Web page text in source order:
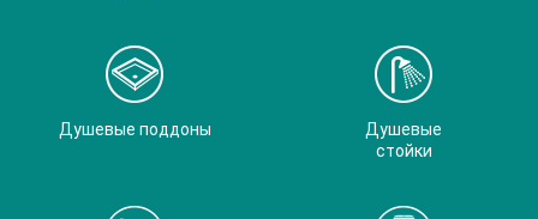
Душевые поддоны
Душевые
стойки